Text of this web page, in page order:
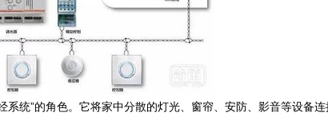
统”的角色。它将家中分散的灯光、窗帘、安防、影音等设备